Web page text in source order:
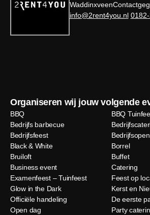
info@2rent4you.nl
Organiseren wij jouw volgende
BBQ
BBQ
Bedrijfs barbecue
Bedrijfsfeest
Black & White
Borrel
Bruiloft
Buffet
Business event
Catering
Examenfeest – Tuinfeest
Feest op
Glow in the Dark
Kerst en
Officiële handeling
De eerste
Open dag
Party